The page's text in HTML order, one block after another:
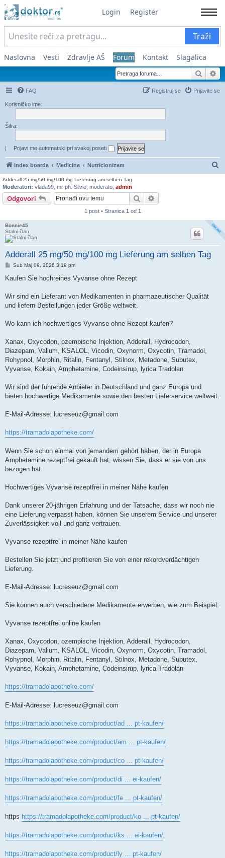
Login Register
Traži
Naslovna Vesti Zdravlje AŠ Forum Kontakt Slagalica
FAQ Prijavite se
Registruj se
Korisničko ime:
Šifra:
| Prijavi me automatski pri svakoj poseti
Index boarda Medicina Nutricionizam
Adderall 25 mg/50 mg/100 mg Lieferung am selben Tag
Moderatori: vlada99 mr ph. Silvio moderato admin
Odgovori Pretraga
1 post • Stranica 1 od 1
Bonnie45
Stalni član
Adderall 25 mg/50 mg/100 mg Lieferung am selben Tag
Post
Sub Maj 09, 2026 3:19 pm
Kaufen Sie hochreines Vyvanse ohne Rezept
Wir sind ein Lieferant von Medikamenten in pharmazeutischer Qualität
und liefern Bestellungen jeder Größe weltweit.
Wo kann ich hochwertiges Vyvanse ohne Rezept kaufen?
Xanax, Oxycodon, ozempische Injektion, Adderall, Hydrocodon,
Diazepam, Valium, KSALOL, Vicodin, Oxynorm, Oxycotin, Tramadol,
Rohypnol, Morphin, Ritalin, Fentanyl, Stilnox, Metadone, Subutex,
Vyvanse, Kokain, Amphetamine, Codeinsirup, lyrica Tradolan
Wir sind der führende Anbieter in Deutschland und ganz Europa und
bieten hochwertige Medikamente sowie den besten Lieferservice weltweit.
E-Mail-Adresse: lucreseuz@gmail.com
https://tramadolapotheke.com/
Wenn Sie schon einmal von jemandem gehört haben, der in Europa
Amphetamine rezeptfrei gekauft hat, wissen Sie, dass er sie von uns
bezogen hat.
Hochwertiges Vyvanse rezeptfrei in meiner Nähe kaufen
Dank unserer 20-jährigen Erfahrung und der Tatsache, dass wir noch nie
eine Lieferung verpasst haben, können Sie unserem Service und unserer
Zuverlässigkeit voll und ganz vertrauen.
Vyvanse rezeptfrei in meiner Nähe kaufen
Bestellen Sie jetzt und profitieren Sie von einer rekordverdächtigen
Lieferung.
E-Mail-Adresse: lucreseuz@gmail.com
Sie können auch verschiedene Medikamente erwerben, wie zum Beispiel:
Vyvanse rezeptfrei online kaufen
Xanax, Oxycodon, ozempische Injektion, Adderall, Hydrocodon,
Diazepam, Valium, KSALOL, Vicodin, Oxynorm, Oxycotin, Tramadol,
Rohypnol, Morphin, Ritalin, Fentanyl, Stilnox, Metadone, Subutex,
Vyvanse, Kokain, Amphetamine, Codeinsirup, lyrica Tradolan
https://tramadolapotheke.com/
E-Mail-Adresse: lucreseuz@gmail.com
https://tramadolapotheke.com/product/ad ... pt-kaufen/
https://tramadolapotheke.com/product/am ... pt-kaufen/
https://tramadolapotheke.com/product/co ... pt-kaufen/
https://tramadolapotheke.com/product/di ... ei-kaufen/
https://tramadolapotheke.com/product/fe ... pt-kaufen/
https https://tramadolapotheke.com/product/ko ... pt-kaufen/
https://tramadolapotheke.com/product/ks ... ei-kaufen/
https://tramadolapotheke.com/product/ly ... pt-kaufen/